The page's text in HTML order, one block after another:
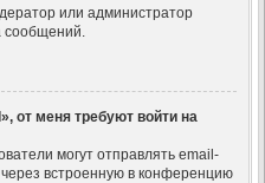
или администратор
сообщений.
от меня требуют войти на
могут отправлять email-
встроенную в конференцию